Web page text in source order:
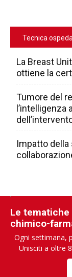
Tecnica
La Breast
ottiene la
Tumore del
Impatto della
Le
chimico-
Ogni settimana,
Unisciti a oltre